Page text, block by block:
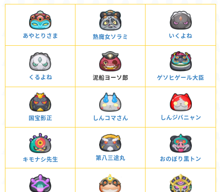
あやとりさま 熟魔女ソラミ いくよね
くるよね 泥船ヨーソ郎 ゲソヒゲール大臣
国宝影正 しんコマさん しんジバニャン
キモナシ先生 第八三途丸 おのぼり黒トン